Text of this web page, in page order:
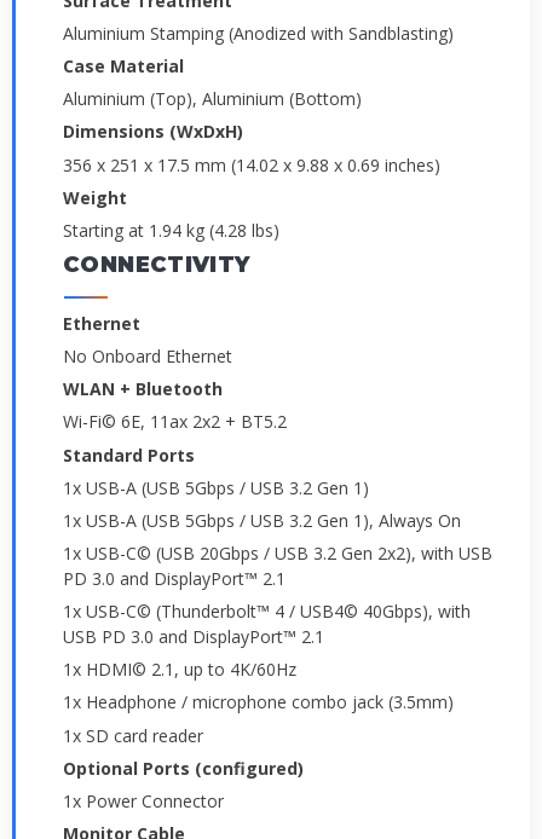
Aluminium Stamping (Anodized with Sandblasting)
Case Material
Aluminium (Top), Aluminium (Bottom)
Dimensions (WxDxH)
356 x 251 x 17.5 mm (14.02 x 9.88 x 0.69 inches)
Weight
Starting at 1.94 kg (4.28 lbs)
CONNECTIVITY
Ethernet
No Onboard Ethernet
WLAN + Bluetooth
Wi-Fi© 6E, 11ax 2x2 + BT5.2
Standard Ports
1x USB-A (USB 5Gbps / USB 3.2 Gen 1)
1x USB-A (USB 5Gbps / USB 3.2 Gen 1), Always On
1x USB-C© (USB 20Gbps / USB 3.2 Gen 2x2), with USB
PD 3.0 and DisplayPort™ 2.1
1x USB-C© (Thunderbolt™ 4 / USB4© 40Gbps), with
USB PD 3.0 and DisplayPort™ 2.1
1x HDMI© 2.1, up to 4K/60Hz
1x Headphone / microphone combo jack (3.5mm)
1x SD card reader
Optional Ports (configured)
1x Power Connector
Monitor Cable